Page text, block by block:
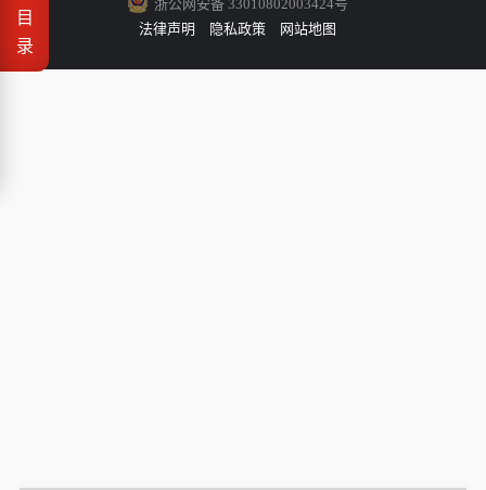
目
录
浙公网安备 33010802003424号
法律声明
隐私政策 网站地图